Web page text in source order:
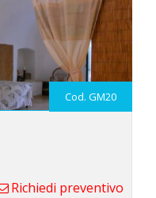
Cod. GM20
Richiedi preventivo